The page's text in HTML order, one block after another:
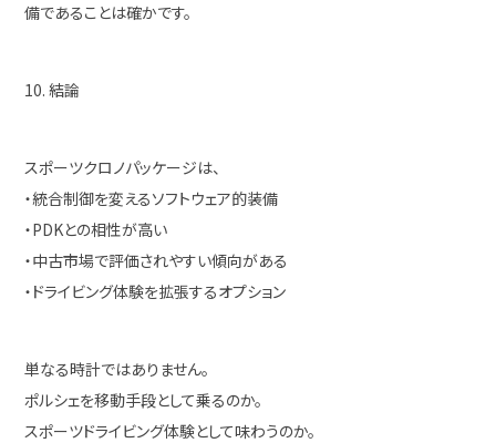
備であることは確かです。
10. 結論
スポーツクロノパッケージは、
・統合制御を変えるソフトウェア的装備
・PDKとの相性が高い
・中古市場で評価されやすい傾向がある
・ドライビング体験を拡張するオプション
単なる時計ではありません。
ポルシェを移動手段として乗るのか。
スポーツドライビング体験として味わうのか。